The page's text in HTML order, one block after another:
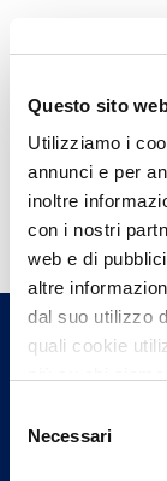
Questo sito
Utilizziamo i
annunci e per
inoltre
con i nostri
web e di
altre
dal suo utilizzo
quali cookie
può trovare nel
delNecessari
Hai
Trova
un nostro
Contattaci